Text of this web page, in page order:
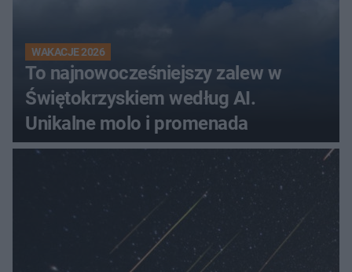
WAKACJE 2026
To najnowocześniejszy zalew w
Świętokrzyskiem według AI.
Unikalne molo i promenada